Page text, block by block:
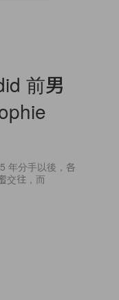
前男
年分手以後，各
交往，而